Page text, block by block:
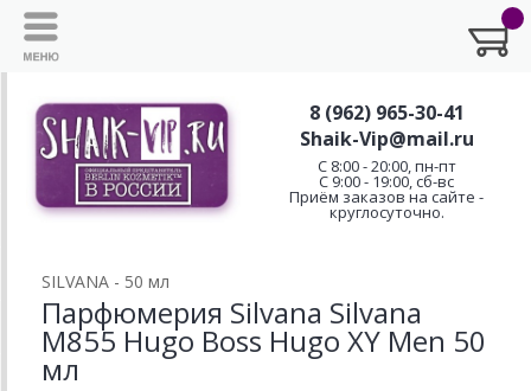
8 (962) 965-30-41
Shaik-Vip@mail.ru
C 8:00 - 20:00, пн-пт
С 9:00 - 19:00, сб-вс
Приём заказов на сайте -
круглосуточно.
SILVANA - 50 мл
Парфюмерия Silvana Silvana
M855 Hugo Boss Hugo XY Men 50
мл